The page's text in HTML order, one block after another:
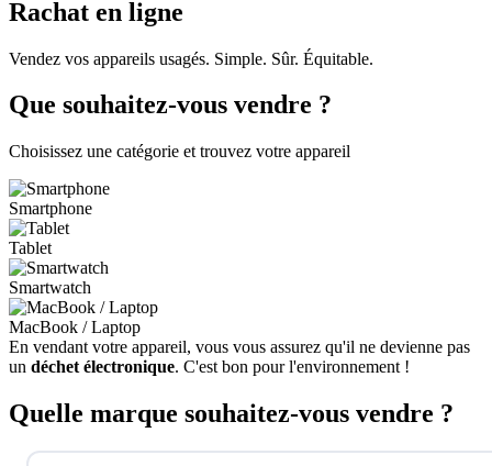
Rachat en ligne
Vendez vos appareils usagés. Simple. Sûr. Équitable.
Que souhaitez-vous vendre ?
Choisissez une catégorie et trouvez votre appareil
Smartphone
Tablet
Smartwatch
MacBook / Laptop
En vendant votre appareil, vous vous assurez qu'il ne devienne pas
un déchet électronique. C'est bon pour l'environnement !
Quelle marque souhaitez-vous vendre ?